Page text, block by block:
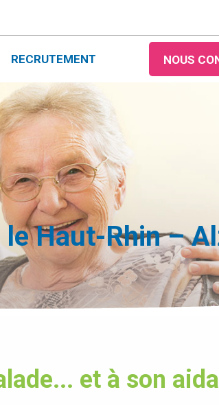
RECRUTEMENT NOUS
Haut-Rhin –
et à son